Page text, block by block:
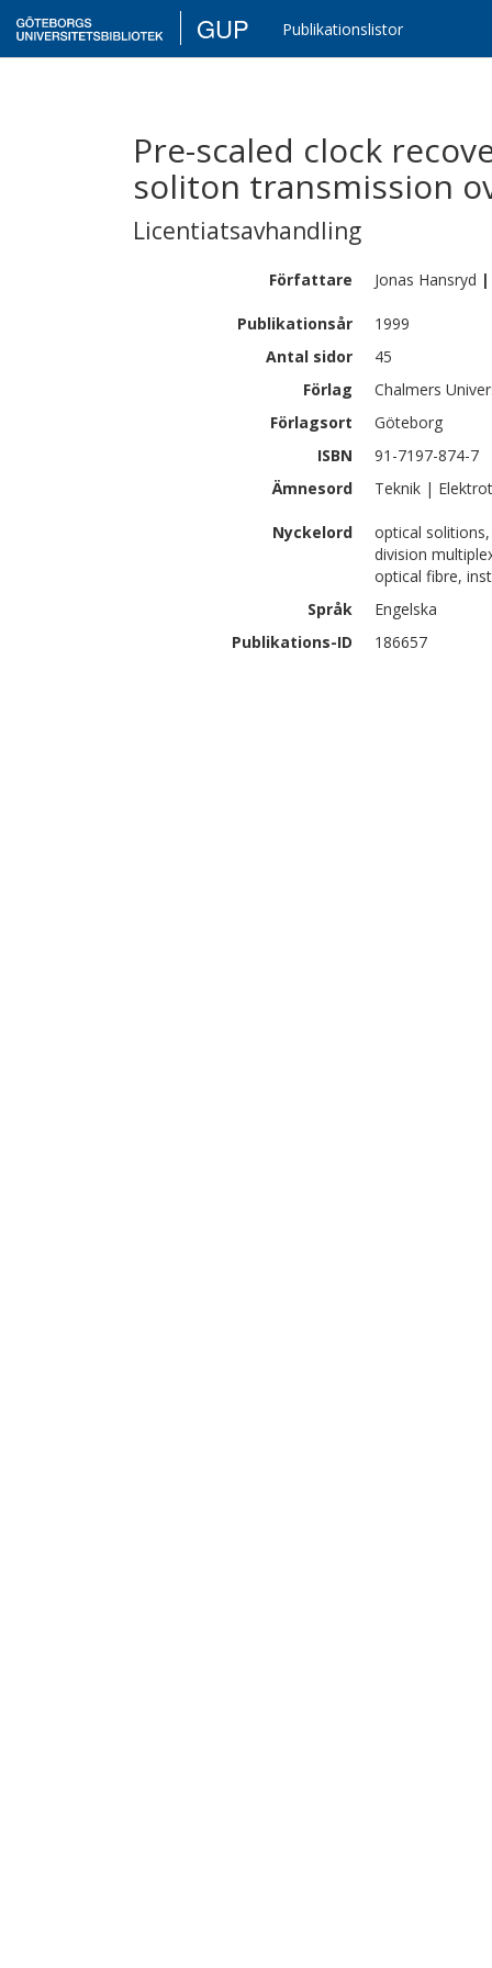
GUP Publikationslistor
Pre-scaled clock
soliton transmission
Licentiatsavhandling
Författare Jonas Hansryd |
Publikationsår
1999
Antal sidor
45
Förlag
Chalmers
Förlagsort
Göteborg
ISBN
91-7197-874-7
Ämnesord
Teknik |
Nyckelord
optical
division
optical fibre,
Språk
Engelska
Publikations-ID
186657